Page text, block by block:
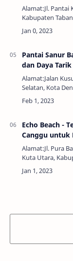
Alamat:Jl. Pantai
Kabupaten
20:00
bareng teman,
Pantai Sanur
dan Daya Tarik
Alamat:Jalan
Selatan, Kota
JamHarga
salah satu
Echo Beach -
Canggu untuk
Alamat:Jl. Pura
Kuta Utara,